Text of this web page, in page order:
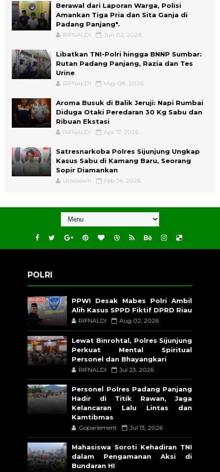
Berawal dari Laporan Warga, Polisi
Amankan Tiga Pria dan Sita Ganja di
Padang Panjang".
RIFNALDI Jun 02, 2026
Libatkan TNI-Polri hingga BNNP Sumbar:
Rutan Padang Panjang, Razia dan Tes
Urine
RIFNALDI May 08, 2026
Aroma Busuk di Balik Jeruji: Napi Rumbai
Diduga Otaki Peredaran 30 Kg Sabu dan
Ribuan Ekstasi
RIFNALDI Apr 17, 2026
Satresnarkoba Polres Sijunjung Ungkap
Kasus Sabu di Kamang Baru, Seorang
Sopir Diamankan
Unknown Feb 26, 2026
POLRI
PPWI Desak Mabes Polri Ambil
Alih Kasus SPPD Fiktif DPRD Riau
RIFNALDI Aug 02, 2026
Lewat Binrohtal, Polres Sijunjung
Perkuat Mental Spiritual
Personel dan Bhayangkari
RIFNALDI Jul 23, 2026
Personel Polres Padang Panjang
Hadir di Titik Rawan, Jaga
Kelancaran Lalu Lintas dan
Kamtibmas
Goparlement Jul 13, 2026
Mahasiswa Soroti Kehadiran TNI
dalam Pengamanan Aksi di
Bundaran HI